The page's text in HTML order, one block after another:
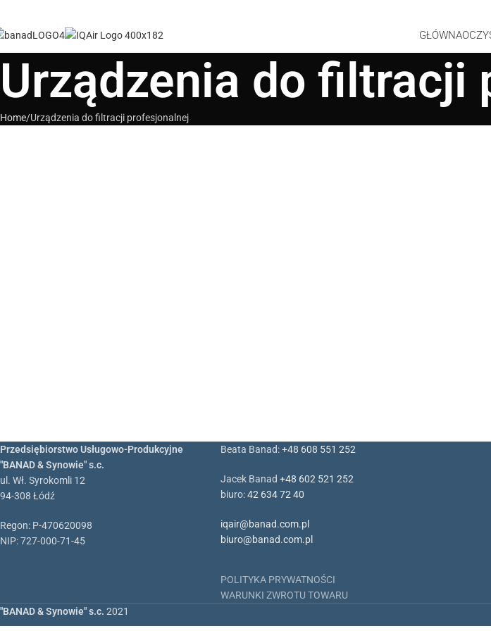
GŁÓWNA
Urządzenia do filtracji
Home Urządzenia do filtracji profesjonalnej
Przedsiębiorstwo Usługowo-Produkcyjne
"BANAD & Synowie" s.c.
ul. Wł. Syrokomli 12
94-308 Łódź
Regon: P-470620098
NIP: 727-000-71-45
Beata Banad:+48 608 551 252
Jacek Banad +48 602 521 252
biuro:42 634 72 40
iqair@banad.com.pl
biuro@banad.com.pl
POLITYKA PRYWATNOŚCI
WARUNKI ZWROTU TOWARU
"BANAD & Synowie" s.c. 2021